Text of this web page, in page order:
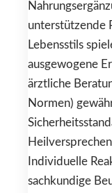
unterstützende
Lebensstils
ausgewogene
ärztliche
Normen)
Individuelle
sachkundige